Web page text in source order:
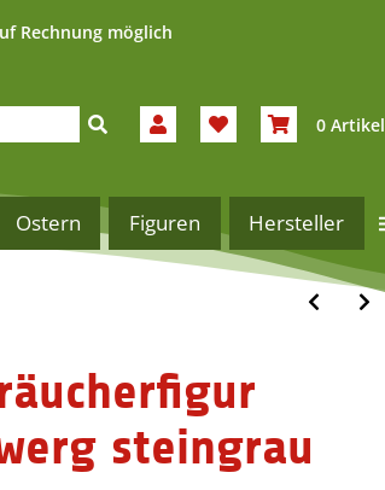
Rechnung möglich
0 Artikel
Ostern Figuren Hersteller
steingrau